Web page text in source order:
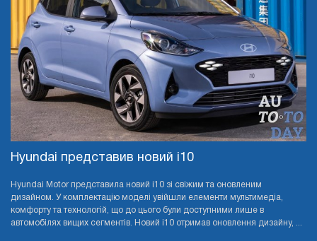
Hyundai представив новий i10
Hyundai Motor представила новий i10 зі свіжим та оновленим
дизайном. У комплектацію моделі увійшли елементи мультимедіа,
комфорту та технологій, що до цього були доступними лише в
автомобілях вищих сегментів. Новий i10 отримав оновлення дизайну, ...